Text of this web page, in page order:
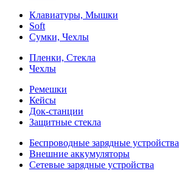
Клавиатуры, Мышки
Soft
Сумки, Чехлы
Пленки, Стекла
Чехлы
Ремешки
Кейсы
Док-станции
Защитные стекла
Беспроводные зарядные устройства
Внешние аккумуляторы
Сетевые зарядные устройства